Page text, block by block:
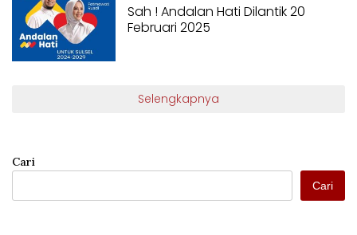
Sah ! Andalan Hati Dilantik 20
Februari 2025
Selengkapnya
Cari
Cari